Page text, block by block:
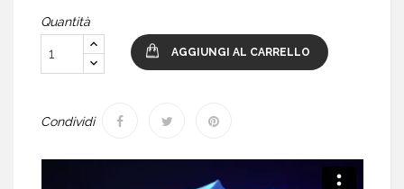
Quantità
AGGIUNGI AL CARRELLO
Condividi